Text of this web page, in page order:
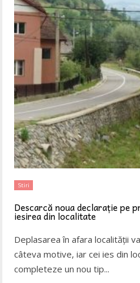
Stiri
Descarcă noua declarație pe
ieșirea din localitate
Deplasarea în afara localității
câteva motive, iar cei ies din
completeze un nou tip...